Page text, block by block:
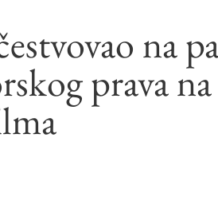
na
prava